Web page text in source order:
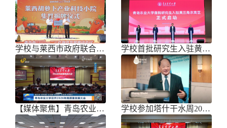
学校与莱西市政府联合举办青岛市胡萝 学校首批研究生入驻黄三角农高区
【媒体聚焦】青岛农业大学召开202 学校参加塔什干水周2026国际论坛